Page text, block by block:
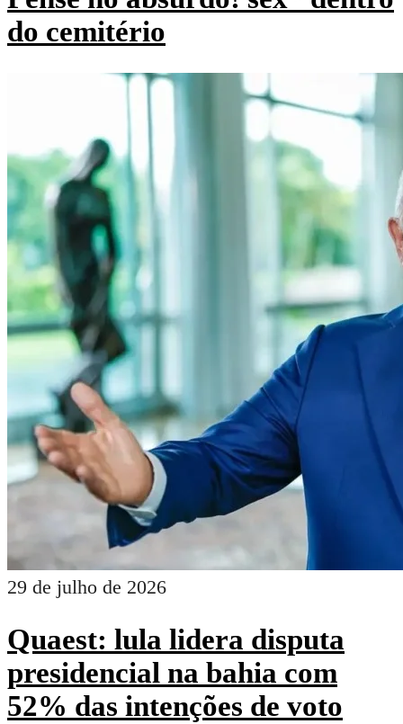
do cemitério
29 de julho de 2026
Quaest: lula lidera disputa
presidencial na bahia com
52% das intenções de voto